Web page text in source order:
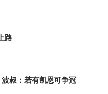
路
叔：若有凯恩可争冠